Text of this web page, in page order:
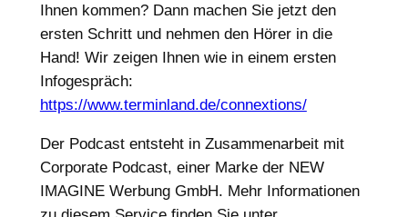
Ihnen kommen? Dann machen Sie jetzt den
ersten Schritt und nehmen den Hörer in die
Hand! Wir zeigen Ihnen wie in einem ersten
Infogespräch:
https://www.terminland.de/connextions/
Der Podcast entsteht in Zusammenarbeit mit
Corporate Podcast, einer Marke der NEW
IMAGINE Werbung GmbH. Mehr Informationen